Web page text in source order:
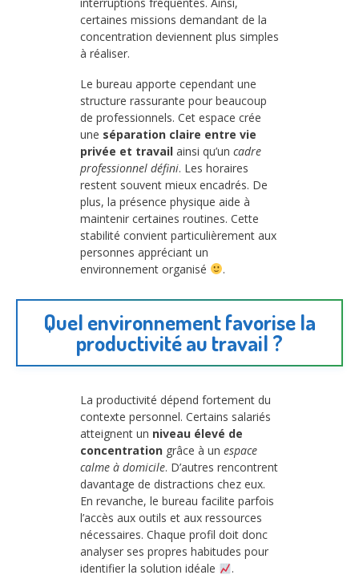
certaines missions demandant de la
concentration deviennent plus simples
à réaliser.
Le bureau apporte cependant une
structure rassurante pour beaucoup
de professionnels. Cet espace crée
une séparation claire entre vie
privée et travail ainsi qu’un cadre
professionnel défini. Les horaires
restent souvent mieux encadrés. De
plus, la présence physique aide à
maintenir certaines routines. Cette
stabilité convient particulièrement aux
personnes appréciant un
environnement organisé
.
Quel environnement favorise la
productivité au travail ?
La productivité dépend fortement du
contexte personnel. Certains salariés
atteignent un niveau élevé de
concentration grâce à un espace
calme à domicile. D’autres rencontrent
davantage de distractions chez eux.
En revanche, le bureau facilite parfois
l’accès aux outils et aux ressources
nécessaires. Chaque profil doit donc
analyser ses propres habitudes pour
identifier la solution idéale
.